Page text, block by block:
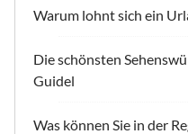
Warum lohnt sich ein
Die schönsten
Guidel
Was können Sie in der